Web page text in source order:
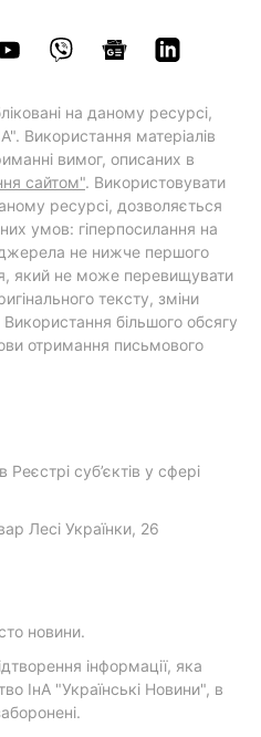
на даному ресурсі,
Використання матеріалів
вимог, описаних в
сайтом". Використовувати
ресурсі, дозволяється
умов: гіперпосилання на
не нижче першого
який не може перевищувати
тексту, зміни
більшого обсягу
отримання письмового
суб’єктів у сфері
Лесі Українки, 26
новини.
інформації, яка
ІнА "Українські Новини", в